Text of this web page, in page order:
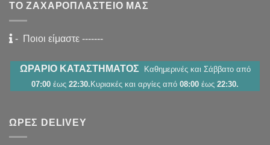
ΤΟ ΖΑΧΑΡΟΠΛΑΣΤΕΊΟ ΜΑΣ
- Ποιοι είμαστε -------
ΩΡΑΡΙΟ ΚΑΤΑΣΤΗΜΑΤΟΣ
Καθημερινές και Σάββατο από
07:00 έως 22:30. Κυριακές και αργίες από 08:00 έως 22:30.
ΏΡΕΣ DELIVEY